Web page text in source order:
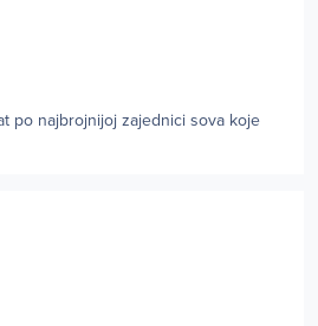
po najbrojnijoj zajednici sova koje